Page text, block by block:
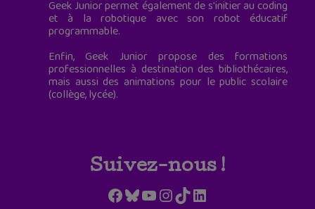
Geek Junior permet également de s'initier au coding
et à la robotique avec son robot éducatif
programmable.
Enfin, Geek Junior propose des formations
professionnelles à destination des bibliothécaires,
mais aussi des animations pour le public scolaire
(collège, lycée).
Suivez-nous !
Facebook
Bluesky
YouTube
Instagram
TikTokLinkedIn